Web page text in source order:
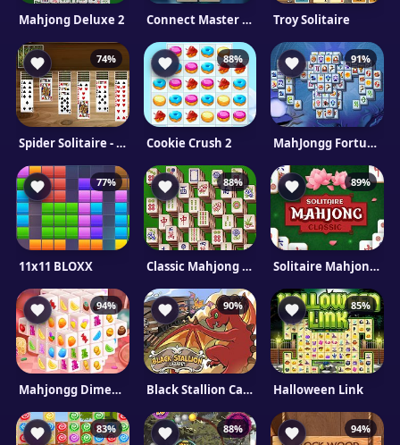
Mahjong Deluxe 2 Connect Master - Classic Troy Solitaire
74%
Spider Solitaire - FunnyGames
88%
Cookie Crush 2
91%
MahJongg Fortuna
77%
11x11 BLOXX
88%
Classic Mahjong Mobile
89%
Solitaire Mahjong Classic
94%
Mahjongg Dimensions Candy 640 seconds
90%
Black Stallion Cabaret
85%
Halloween Link
83% 88% 94%